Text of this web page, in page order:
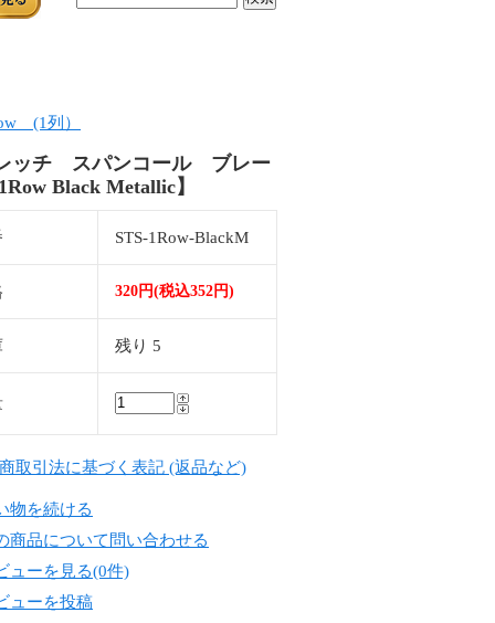
(1列）
ッチ スパンコール ブレー
Black Metallic】
STS-1Row-BlackM
320円(税込352円)
残り 5
取引法に基づく表記 (返品など)
物を続ける
商品について問い合わせる
ューを見る(0件)
ューを投稿